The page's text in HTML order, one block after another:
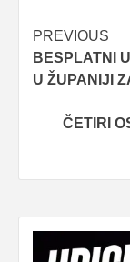
Post
PREVIOUS
BESPLATNI
U ŽUPANIJI
ČETIRI